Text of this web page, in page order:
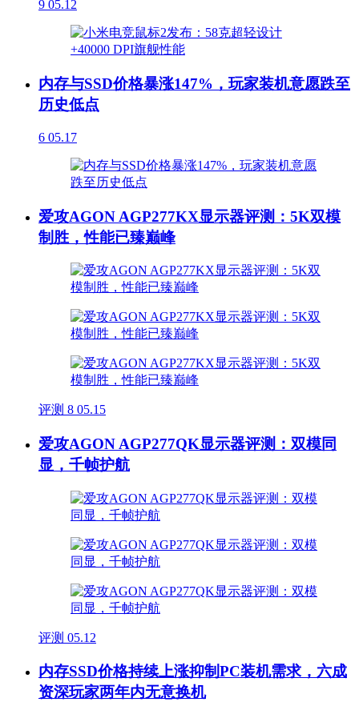
9 05.12
内存与SSD价格暴涨147%，玩家装机意愿跌至
历史低点
6 05.17
爱攻AGON AGP277KX显示器评测：5K双模
制胜，性能已臻巅峰
评测 8 05.15
爱攻AGON AGP277QK显示器评测：双模同
显，千帧护航
评测 05.12
内存SSD价格持续上涨抑制PC装机需求，六成
资深玩家两年内无意换机